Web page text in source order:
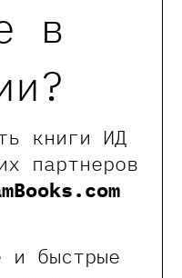
в
книги ИД
партнеров
и быстрые
иллюстратор.